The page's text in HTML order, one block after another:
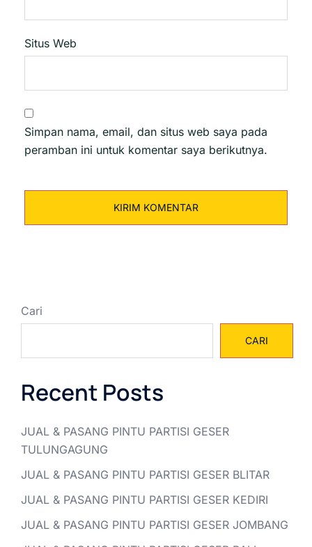
Situs Web
Simpan nama, email, dan situs web saya pada
peramban ini untuk komentar saya berikutnya.
Cari
CARI
Recent Posts
JUAL & PASANG PINTU PARTISI GESER
TULUNGAGUNG
JUAL & PASANG PINTU PARTISI GESER BLITAR
JUAL & PASANG PINTU PARTISI GESER KEDIRI
JUAL & PASANG PINTU PARTISI GESER JOMBANG